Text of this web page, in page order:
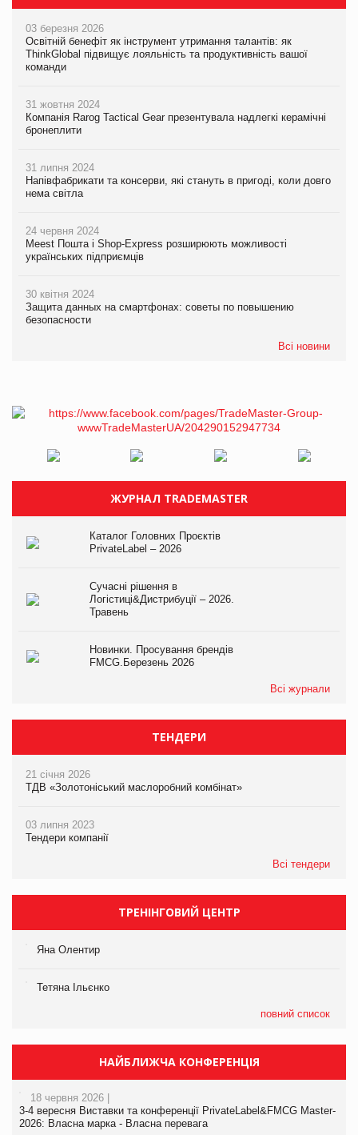
03 березня 2026
Освітній бенефіт як інструмент утримання талантів: як
ThinkGlobal підвищує лояльність та продуктивність вашої
команди
31 жовтня 2024
Компанія Rarog Tactical Gear презентувала надлегкі керамічні
бронеплити
31 липня 2024
Напівфабрикати та консерви, які стануть в пригоді, коли довго
нема світла
24 червня 2024
Meest Пошта і Shop-Express розширюють можливості
українських підприємців
30 квітня 2024
Защита данных на смартфонах: советы по повышению
безопасности
Всі новини
ЖУРНАЛ TRADEMASTER
Каталог Головних Проєктів
PrivateLabel – 2026
Сучасні рішення в
Логістиці&Дистрибуції – 2026.
Травень
Новинки. Просування брендів
FMCG.Березень 2026
Всі журнали
ТЕНДЕРИ
21 січня 2026
ТДВ «Золотоніський маслоробний комбінат»
03 липня 2023
Тендери компанії
Всі тендери
ТРЕНІНГОВИЙ ЦЕНТР
Яна Олентир
Тетяна Ільєнко
повний список
НАЙБЛИЖЧА КОНФЕРЕНЦІЯ
18 червня 2026 |
3-4 вересня Виставки та конференції PrivateLabel&FMCG Master-
2026: Власна марка - Власна перевага